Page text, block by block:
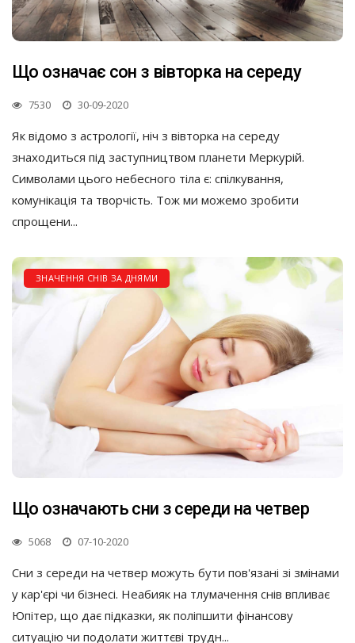
Що означає сон з вівторка на середу
7530 30-09-2020
Як відомо з астрології, ніч з вівторка на середу
знаходиться під заступництвом планети Меркурій.
Символами цього небесного тіла є: спілкування,
комунікація та творчість. Тож ми можемо зробити
спрощени...
ЗНАЧЕННЯ СНІВ ЗА ДНЯМИ
Що означають сни з середи на четвер
5068 07-10-2020
Сни з середи на четвер можуть бути пов'язані зі змінами
у кар'єрі чи бізнесі. Неабияк на тлумачення снів впливає
Юпітер, що дає підказки, як поліпшити фінансову
ситуацію чи подолати життєві трудн...